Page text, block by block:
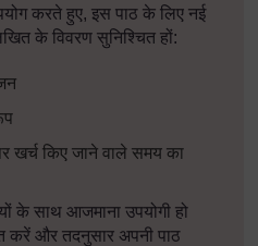
करते हुए, इस पाठ के लिए नई
के विवरण सुनिश्चित हों:
खर्च किए जाने वाले समय का
के साथ आजमाना उपयोगी हो
करें और तदनुसार अपनी पाठ